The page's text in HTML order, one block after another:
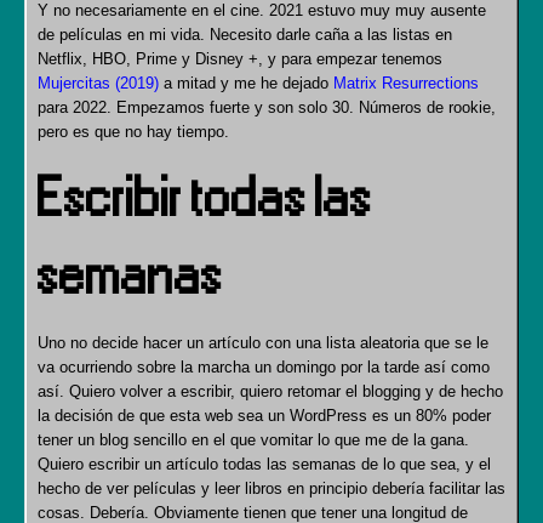
Y no necesariamente en el cine. 2021 estuvo muy muy ausente
de películas en mi vida. Necesito darle caña a las listas en
Netflix, HBO, Prime y Disney +, y para empezar tenemos
Mujercitas (2019) a mitad y me he dejado Matrix Resurrections
para 2022. Empezamos fuerte y son solo 30. Números de rookie,
pero es que no hay tiempo.
Escribir todas las
semanas
Uno no decide hacer un artículo con una lista aleatoria que se le
va ocurriendo sobre la marcha un domingo por la tarde así como
así. Quiero volver a escribir, quiero retomar el blogging y de hecho
la decisión de que esta web sea un WordPress es un 80% poder
tener un blog sencillo en el que vomitar lo que me de la gana.
Quiero escribir un artículo todas las semanas de lo que sea, y el
hecho de ver películas y leer libros en principio debería facilitar las
cosas. Debería. Obviamente tienen que tener una longitud de